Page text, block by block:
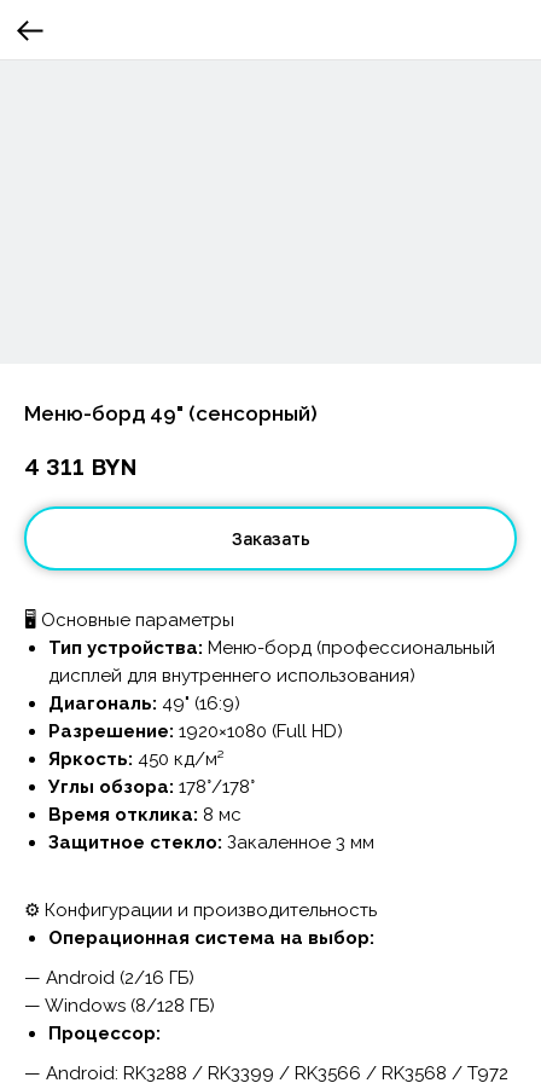
Меню-борд 49" (сенсорный)
4 311 BYN
Заказать
🖥️ Основные параметры
Тип устройства: Меню-борд (профессиональный
дисплей для внутреннего использования)
Диагональ: 49" (16:9)
Разрешение: 1920×1080 (Full HD)
Яркость: 450 кд/м²
Углы обзора: 178°/178°
Время отклика: 8 мс
Защитное стекло: Закаленное 3 мм
⚙️ Конфигурации и производительность
Операционная система на выбор:
— Android (2/16 ГБ)
— Windows (8/128 ГБ)
Процессор:
— Android: RK3288 / RK3399 / RK3566 / RK3568 / T972